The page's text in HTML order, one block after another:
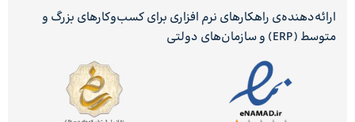
ارائه‌دهنده‌ی راهکارهای نرم افزاری برای کسب‌وکارهای بزرگ و
متوسط (ERP) و سازمان‌های دولتی